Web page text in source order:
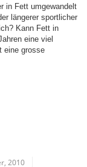
in Fett umgewandelt
längerer sportlicher
Kann Fett in
eine viel
eine grosse
2010